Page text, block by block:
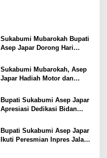
Sukabumi Mubarokah Bupati
Asep Japar Dorong Hari
Penggerak Ekonomi Pesisir
Sukabumi Mubarokah, Asep
Japar Hadiah Motor dan
Pajak
Bupati Sukabumi Asep Japar
Apresiasi Dedikasi Bidan
Bupati Sukabumi Asep Japar
Ikuti Peresmian Inpres Jalan